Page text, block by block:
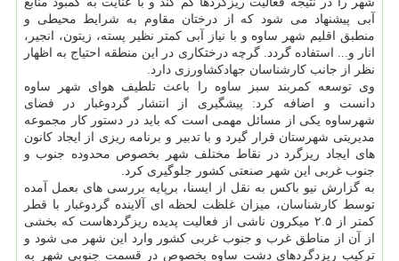
آبی پیشنهاد می شود كه از درختان مقاوم به شرایط محیطی و
منطبق اقلیم شهر ساوه و با نیاز آبی كمتر نظیر پسته، زیتون، انجیر،
انار و... استفاده گردد. گرچه درختكاری در این منطقه احتیاج به اظهار
نظر از جانب كارشناسان جهادكشاورزی دارد.
وی توسعه كمربند سبز ساوه را باعث تلطیف هوای شهر ساوه
دانست و اضافه كرد: پیشگیری از انتشار گردوغبار در فضای
شهرساوه یكی از مسائل مهمی است كه باید در دستور كار مجموعه
مدیریتی شهرستان قرار گیرد و با تدبیر و برنامه ریزی از ایجاد كانون
های ایجاد ریزگرد در نقاط مختلف شهر بخصوص محدوده جنوب و
جنوب غربی این شهر صنعتی كشور جلوگیری كرد.
به گزارش نیو باكس به نقل از ایسنا، برپایه بررسی های بعمل آمده
توسط كارشناسان، میزان غلظت لحظه ای آلاینده گردوغبار با قطر
كمتر از ۲.۵ میكرون ناشی از فعالیت پدیده ریزگردهاست كه بخشی
از آن از مناطق غرب و جنوب غربی كشور وارد این شهر می شود و
تركیب ریزدگردهای دشت ساوه بخصوص در قسمت جنوبی شهر به